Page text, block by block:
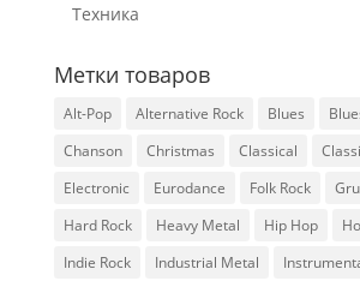
Техника
Метки товаров
Alt-Pop Alternative Rock Blues
Chanson
Christmas Classical
Electronic
Eurodance Folk Rock
Hard Rock
Heavy Metal Hip Hop
Indie Rock
Industrial Metal